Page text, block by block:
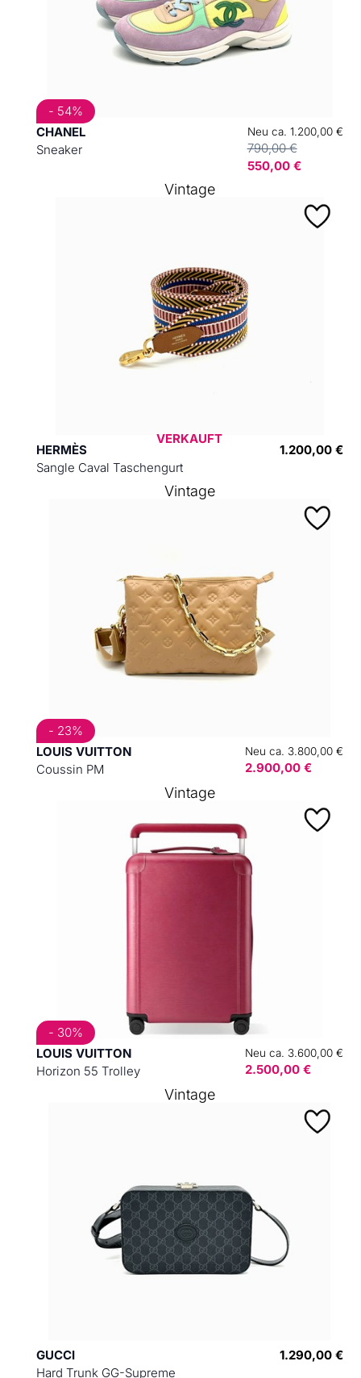
CHANEL
Sneaker
Neu ca. 1.200,00 €
790,00 €
550,00 €
- 54%
HERMÈS
Sangle Caval Taschengurt
1.200,00 €
VERKAUFT
Vintage
LOUIS VUITTON
Coussin PM
Neu ca. 3.800,00 €
2.900,00 €
- 23%
Vintage
LOUIS VUITTON
Horizon 55 Trolley
Neu ca. 3.600,00 €
2.500,00 €
- 30%
Vintage
GUCCI
Hard Trunk GG-Supreme
1.290,00 €
Vintage